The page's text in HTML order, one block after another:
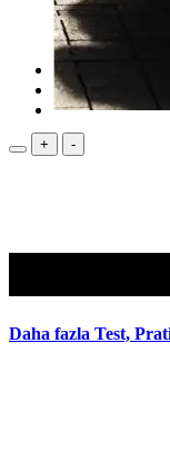
Kısa
Dilekçeler
Hakkında
+ -
Daha fazla Test,